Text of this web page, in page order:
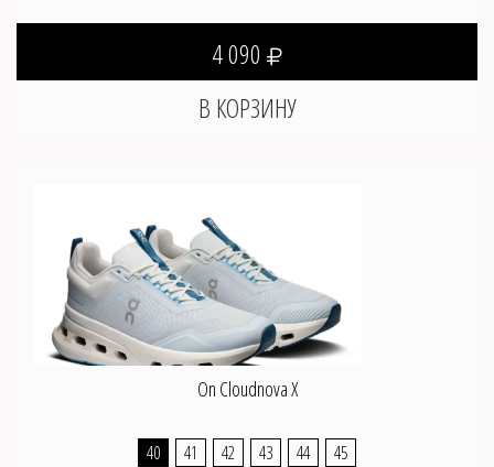
4 090
On Cloudnova X
40 41 42 43 44 45